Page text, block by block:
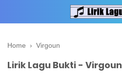
Home › Virgoun
Lirik Lagu Bukti - Virgoun